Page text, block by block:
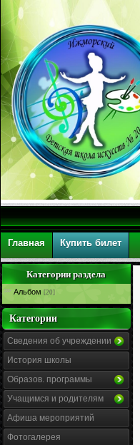
Главная Купить билет
Категории раздела
Альбом [20]
Категории
Сведения об учреждении
История школы
Образов. программы
Учащимся и родителям
Афиша мероприятий
Фотогалерея